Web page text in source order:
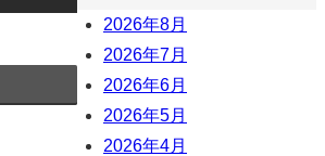
2026年8月
2026年7月
2026年6月
2026年5月
2026年4月